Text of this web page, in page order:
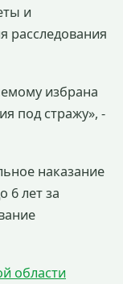
и
расследования
избрана
под стражу», -
наказание
6 лет за
области